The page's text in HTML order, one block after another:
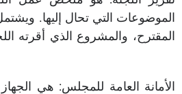
الموضوعات التي تحال إليها.
المقترح، والمشروع الذي أقرته